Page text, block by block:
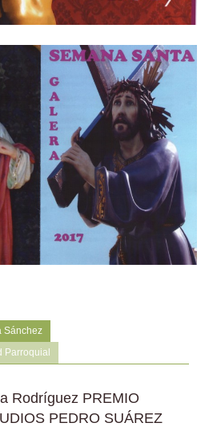
Sánchez
Parroquial
Rodríguez PREMIO
PEDRO SUÁREZ